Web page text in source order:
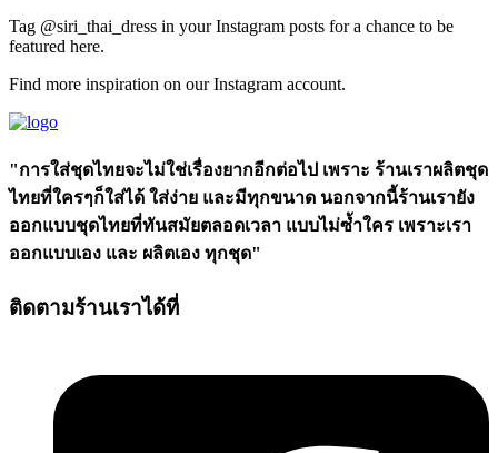
Tag @siri_thai_dress in your Instagram posts for a chance to be
featured here. ​
Find more inspiration on our Instagram account.​
"การใส่ชุดไทยจะไม่ใช่เรื่องยากอีกต่อไป เพราะ ร้านเราผลิตชุด
ไทยที่ใครๆก็ใส่ได้ ใส่ง่าย และมีทุกขนาด นอกจากนี้ร้านเรายัง
ออกแบบชุดไทยที่ทันสมัยตลอดเวลา แบบไม่ซ้ำใคร เพราะเรา
ออกแบบเอง และ ผลิตเอง ทุกชุด"
ติดตามร้านเราได้ที่